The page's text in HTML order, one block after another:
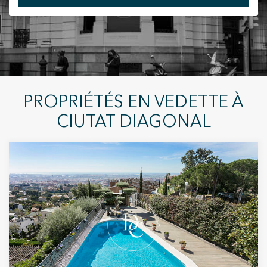
+34 935 178 067
PROPRIÉTÉS EN VEDETTE À
CIUTAT DIAGONAL
Modifier les cookies
Technique et Fonctionnel
informations afin d'améliorer nos services. Si vous
continuez à naviguer, vous acceptez leur installation.
L'utilisateur a la possibilité de configurer son navigateur,
pouvant, s'il le souhaite, empêcher leur installation sur son
disque dur, même s'il doit garder à l'esprit qu'une telle
action peut entraîner des difficultés de navigation sur le
site.
Analyse et Personnalisation
Ils permettent le suivi et l'analyse du comportement des
utilisateurs de ce site. Les informations collectées via ce